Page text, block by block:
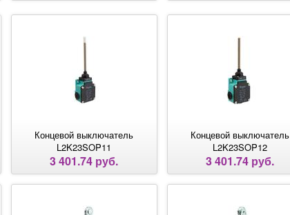
Концевой выключатель
L2K23SOP11
3 401.74 руб.
Концевой выключатель
L2K23SOP12
3 401.74 руб.